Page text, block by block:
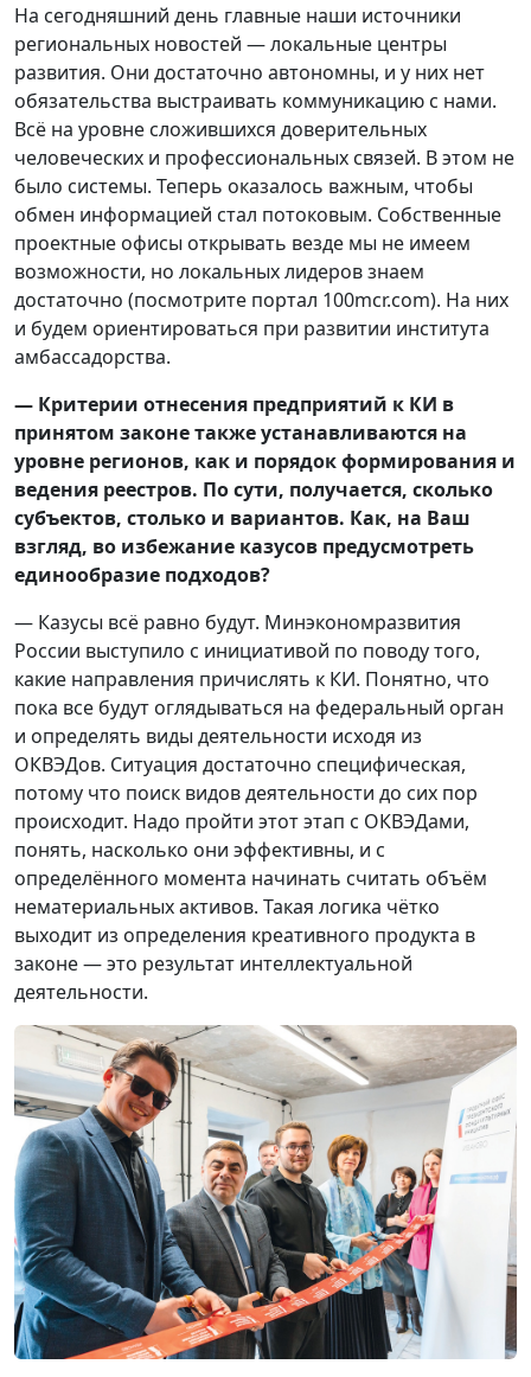
На сегодняшний день главные наши источники
региональных новостей — локальные центры
развития. Они достаточно автономны, и у них нет
обязательства выстраивать коммуникацию с нами.
Всё на уровне сложившихся доверительных
человеческих и профессиональных связей. В этом не
было системы. Теперь оказалось важным, чтобы
обмен информацией стал потоковым. Собственные
проектные офисы открывать везде мы не имеем
возможности, но локальных лидеров знаем
достаточно (посмотрите портал 100mcr.com). На них
и будем ориентироваться при развитии института
амбассадорства.
— Критерии отнесения предприятий к КИ в
принятом законе также устанавливаются на
уровне регионов, как и порядок формирования и
ведения реестров. По сути, получается, сколько
субъектов, столько и вариантов. Как, на Ваш
взгляд, во избежание казусов предусмотреть
единообразие подходов?
— Казусы всё равно будут. Минэкономразвития
России выступило с инициативой по поводу того,
какие направления причислять к КИ. Понятно, что
пока все будут оглядываться на федеральный орган
и определять виды деятельности исходя из
ОКВЭДов. Ситуация достаточно специфическая,
потому что поиск видов деятельности до сих пор
происходит. Надо пройти этот этап с ОКВЭДами,
понять, насколько они эффективны, и с
определённого момента начинать считать объём
нематериальных активов. Такая логика чётко
выходит из определения креативного продукта в
законе — это результат интеллектуальной
деятельности.